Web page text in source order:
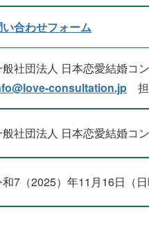
い合わせフォーム
般社団法人 日本恋愛結婚コ
consultation.jp 担
社団法人 日本恋愛結婚コ
和7（2025）年11月16日（